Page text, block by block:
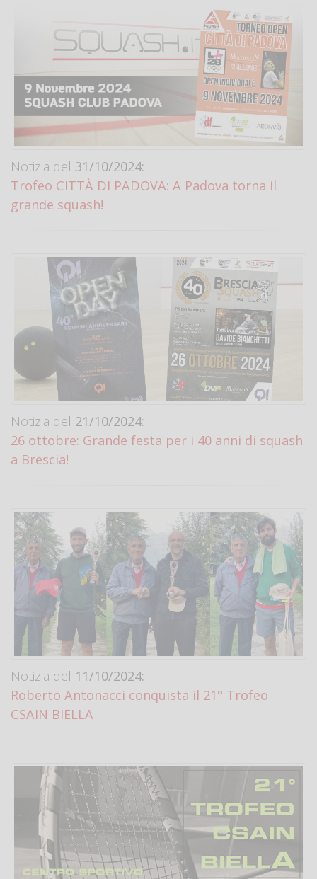
Notizia del 31/10/2024:
Trofeo CITTÀ DI PADOVA: A Padova torna il
grande squash!
Notizia del 21/10/2024:
26 ottobre: Grande festa per i 40 anni di squash
a Brescia!
Notizia del 11/10/2024:
Roberto Antonacci conquista il 21° Trofeo
CSAIN BIELLA